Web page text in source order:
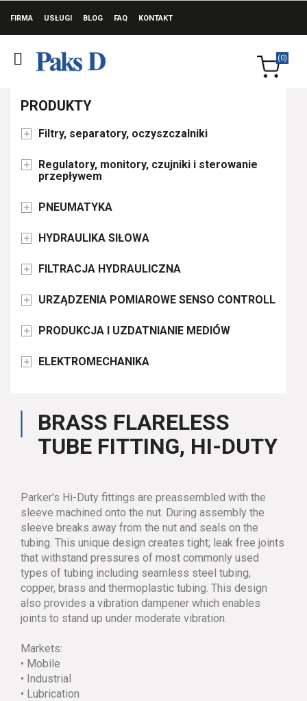
FIRMA USŁUGI BLOG FAQ KONTAKT
(0)
PRODUKTY
Filtry, separatory, oczyszczalniki

Regulatory, monitory, czujniki i sterowanie
przepływem

PNEUMATYKA

HYDRAULIKA SIŁOWA

FILTRACJA HYDRAULICZNA

URZĄDZENIA POMIAROWE SENSO CONTROLL

PRODUKCJA I UZDATNIANIE MEDIÓW

ELEKTROMECHANIKA

BRASS FLARELESS
TUBE FITTING, HI-DUTY
Parker's Hi-Duty fittings are preassembled with the
sleeve machined onto the nut. During assembly the
sleeve breaks away from the nut and seals on the
tubing. This unique design creates tight; leak free joints
that withstand pressures of most commonly used
types of tubing including seamless steel tubing,
copper, brass and thermoplastic tubing. This design
also provides a vibration dampener which enables
joints to stand up under moderate vibration.
Markets:
• Mobile
• Industrial
• Lubrication